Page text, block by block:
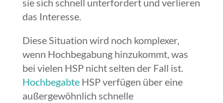
sie sich schnell unterfordert und verlieren
das Interesse.
Diese Situation wird noch komplexer,
wenn Hochbegabung hinzukommt, was
bei vielen HSP nicht selten der Fall ist.
HochbegabteHSP verfügen über eine
außergewöhnlich schnelle